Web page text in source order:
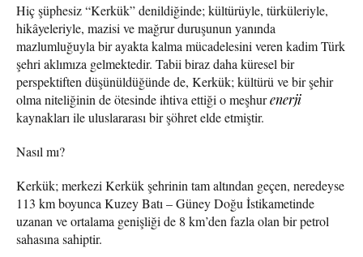
Hiç şüphesiz “Kerkük” denildiğinde; kültürüyle, türküleriyle,
hikâyeleriyle, mazisi ve mağrur duruşunun yanında
mazlumluğuyla bir ayakta kalma mücadelesini veren kadim Türk
şehri aklımıza gelmektedir. Tabii biraz daha küresel bir
perspektiften düşünüldüğünde de, Kerkük; kültürü ve bir şehir
olma niteliğinin de ötesinde ihtiva ettiği o meşhurenerji
kaynakları ile uluslararası bir şöhret elde etmiştir.
Nasıl mı?
Kerkük; merkezi Kerkük şehrinin tam altından geçen, neredeyse
113 km boyunca Kuzey Batı – Güney Doğu İstikametinde
uzanan ve ortalama genişliği de 8 km’den fazla olan bir petrol
sahasına sahiptir.